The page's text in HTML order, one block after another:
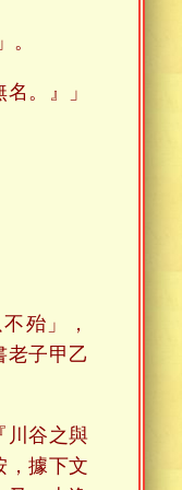
。』」
殆」，
老子甲乙
川谷之與
，據下文